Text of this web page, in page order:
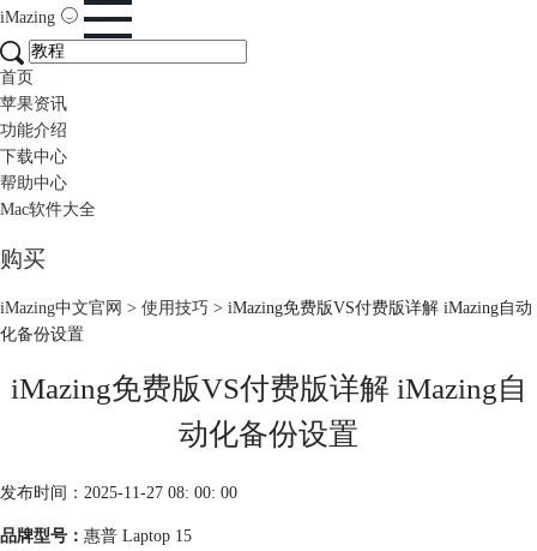
iMazing
首页
苹果资讯
功能介绍
下载中心
帮助中心
Mac软件大全
购买
iMazing中文官网 > 使用技巧 > iMazing免费版VS付费版详解 iMazing自动
化备份设置
iMazing免费版VS付费版详解 iMazing自
动化备份设置
发布时间：2025-11-27 08: 00: 00
品牌型号： 惠普 Laptop 15